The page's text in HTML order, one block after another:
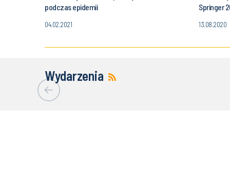
podczas epidemii
04.02.2021
Springer
13.08.2020
Wydarzenia